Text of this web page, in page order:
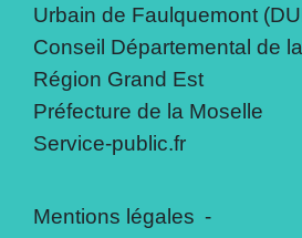
Urbain de Faulquemont
Conseil Départemental de
Région Grand Est
Préfecture de la Moselle
Service-public.fr
Mentions légales -